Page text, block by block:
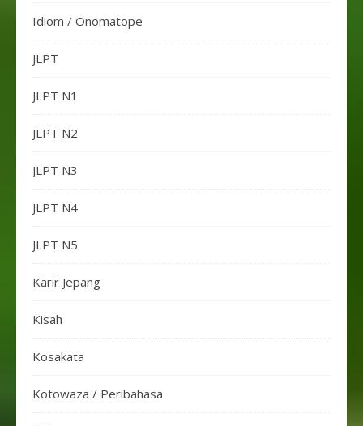
Idiom / Onomatope
JLPT
JLPT N1
JLPT N2
JLPT N3
JLPT N4
JLPT N5
Karir Jepang
Kisah
Kosakata
Kotowaza / Peribahasa